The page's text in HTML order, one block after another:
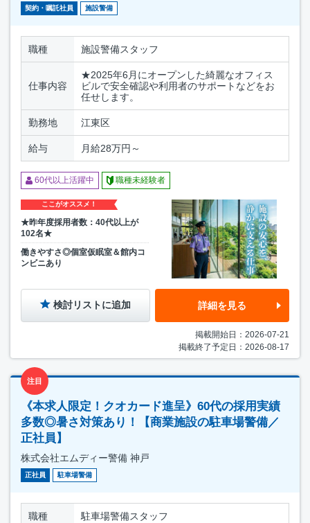
契約・嘱託社員 施設警備
職種 施設警備スタッフ
仕事内容
★2025年6月にオープンした綺麗なオフィス
ビルで安全確認や利用者のサポートなどをお
任せします。
勤務地 江東区
給与 月給28万円～
60代以上活躍中 職種未経験者
ここがオススメ！
★昨年度採用者数：40代以上が
102名★
働きやすさ◎個室仮眠室＆館内コ
ンビニあり
検討リストに追加 詳細を見る
掲載開始日：2026-07-21
掲載終了予定日：2026-08-17
注目
《本求人限定！クオカード進呈》60代の採用実績
多数◎暑さ対策あり！【商業施設の駐車場警備／
正社員】
株式会社エムディー警備 神戸
正社員 駐車場警備
職種 駐車場警備スタッフ